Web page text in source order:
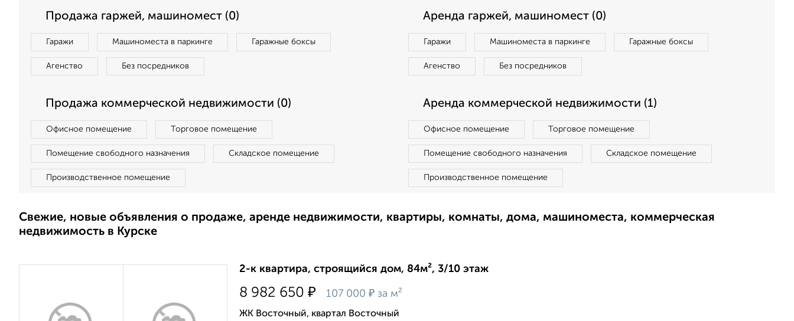
Продажа гаржей, машиномест (0)
Гаражи Машиноместа в паркинге Гаражные боксы
Агенство Без посредников
Аренда гаржей, машиномест (0)
Гаражи Машиноместа в паркинге Гаражные боксы
Агенство Без посредников
Продажа коммерческой недвижимости (0)
Офисное помещение Торговое помещение
Помещение свободного назначения Складское помещение
Производственное помещение
Аренда коммерческой недвижимости (1)
Офисное помещение Торговое помещение
Помещение свободного назначения Складское помещение
Производственное помещение
Свежие, новые объявления о продаже, аренде недвижимости, квартиры, комнаты, дома, машиноместа, коммерческая
недвижимость в Курске
2-к квартира, строящийся дом, 84м², 3/10 этаж
8 982 650 ₽ 107 000 ₽ за м²
ЖК Восточный, квартал Восточный